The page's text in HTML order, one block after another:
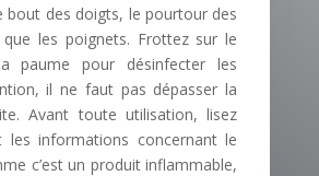
bout des doigts, le pourtour des
que les poignets. Frottez sur le
paume pour désinfecter les
il ne faut pas dépasser la
Avant toute utilisation, lisez
les informations concernant le
c’est un produit inflammable,